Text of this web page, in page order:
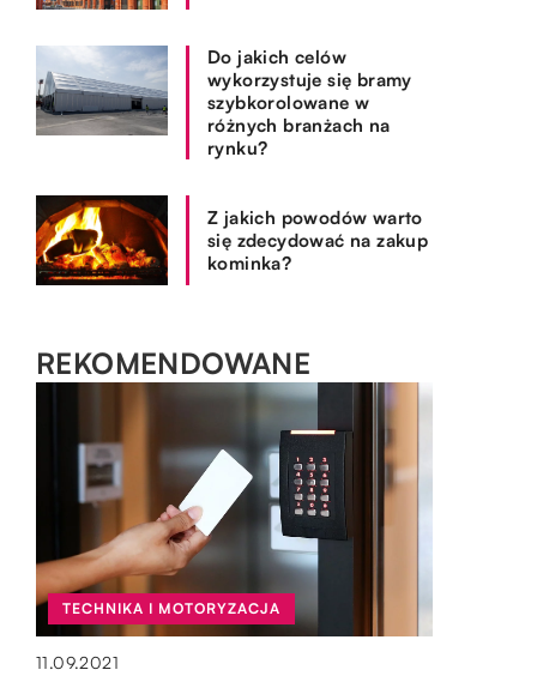
Do jakich celów
wykorzystuje się bramy
szybkorolowane w
różnych branżach na
rynku?
Z jakich powodów warto
się zdecydować na zakup
kominka?
REKOMENDOWANE
OGRÓD I DOM
TECHNIKA I MOTORYZACJA
11.09.2021
BIZNES I FINANSE
05.04.2020
Biznes międzynarodowy – opanowując
BIZNES I FINANSE
03.07.2022